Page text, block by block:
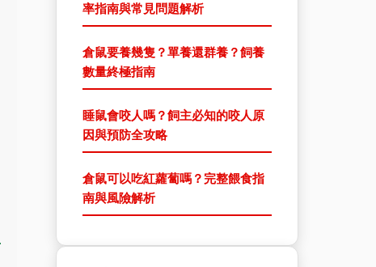
率指南與常見問題解析
倉鼠要養幾隻？單養還群養？飼養
數量終極指南
睡鼠會咬人嗎？飼主必知的咬人原
因與預防全攻略
倉鼠可以吃紅蘿蔔嗎？完整餵食指
南與風險解析